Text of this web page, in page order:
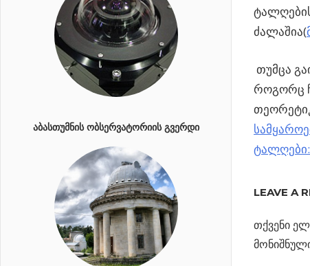
ძალაშია(
თუმცა
როგორც
ტალღები:
Previous
მაკარონი”
რეალობის
LEAVE A
თქვენი
ᲐᲑᲐᲡᲗᲣᲛᲜᲘᲡ ᲝᲑᲡᲔᲠᲕᲐᲢᲝᲠᲘᲘᲡ ᲒᲕᲔᲠᲓᲘ